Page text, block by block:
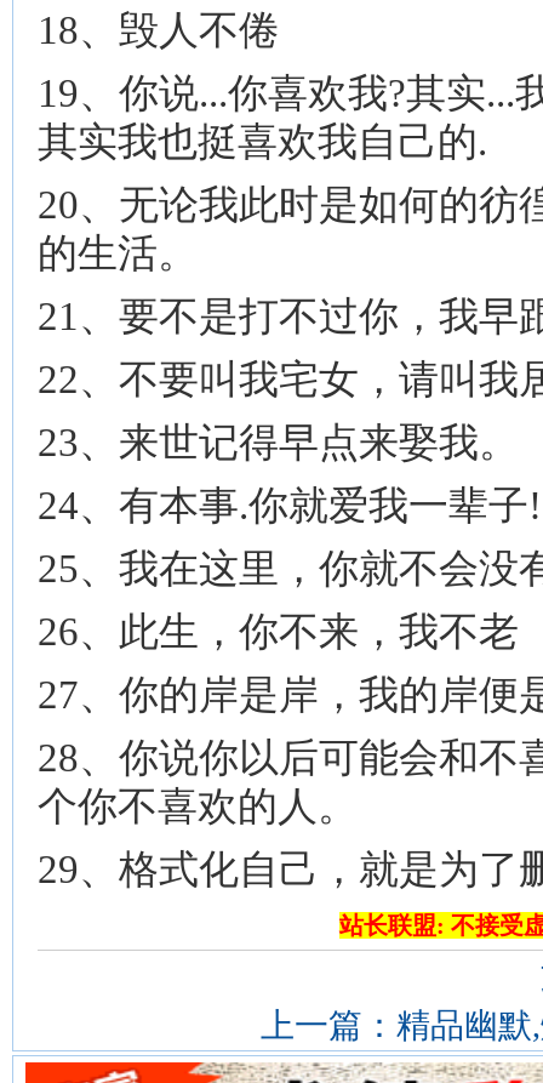
18、毁人不倦
19、你说...你喜欢我?其实...
其实我也挺喜欢我自己的.
20、无论我此时是如何的彷
的生活。
21、要不是打不过你，我早
22、不要叫我宅女，请叫我
23、来世记得早点来娶我。
24、有本事.你就爱我一辈
25、我在这里，你就不会没
26、此生，你不来，我不老
27、你的岸是岸，我的岸便
28、你说你以后可能会和不
个你不喜欢的人。
29、格式化自己，就是为了
站长联盟: 不接受
上一篇： 精品幽默